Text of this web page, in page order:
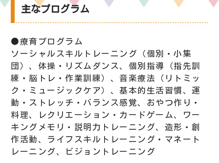
主なプログラム
●療育プログラム
ソーシャルスキルトレーニング（個別・小集
団）、体操・リズムダンス、個別指導（指先訓
練・脳トレ・作業訓練）、音楽療法（リトミッ
ク・ミュージックケア）、基本的生活習慣、運
動・ストレッチ・バランス感覚、おやつ作り・
料理、レクリエーション・カードゲーム、ワー
キングメモリ・説明力トレーニング、造形・創
作活動、ライフスキルトレーニング・マネート
レーニング、ビジョントレーニング